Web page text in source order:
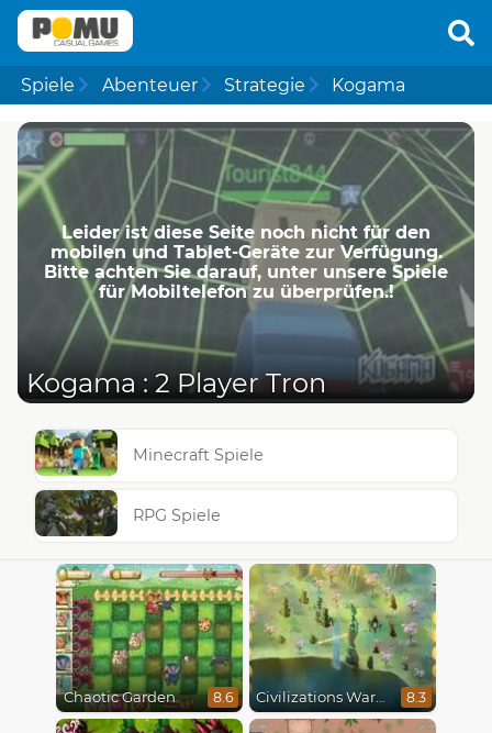
Spiele Abenteuer Strategie Kogama
Leider ist diese Seite noch nicht für den
mobilen und Tablet-Geräte zur Verfügung.
Bitte achten Sie darauf, unter unsere Spiele
für Mobiltelefon zu überprüfen.!
Kogama : 2 Player Tron
Minecraft Spiele
RPG Spiele
Chaotic Garden 8.6 Civilizations Wars Master Edition 8.3